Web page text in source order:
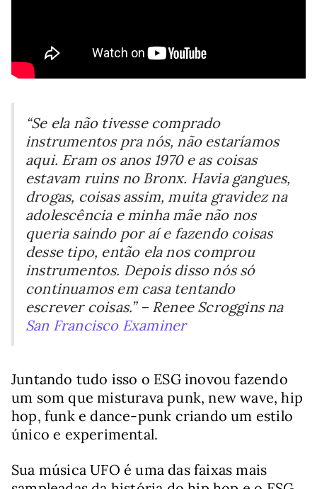
“Se ela não tivesse comprado
instrumentos pra nós, não estaríamos
aqui. Eram os anos 1970 e as coisas
estavam ruins no Bronx. Havia gangues,
drogas, coisas assim, muita gravidez na
adolescência e minha mãe não nos
queria saindo por aí e fazendo coisas
desse tipo, então ela nos comprou
instrumentos. Depois disso nós só
continuamos em casa tentando
escrever coisas.” – Renee Scroggins na
San Francisco Examiner
Juntando tudo isso o ESG inovou fazendo
um som que misturava punk, new wave, hip
hop, funk e dance-punk criando um estilo
único e experimental.
Sua música UFO é uma das faixas mais